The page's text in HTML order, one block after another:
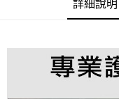
由本公司與您本人進行分
是否繳費成功／繳費後需
客戶支援中心」https://
１．透過由恩沛科技股份
易，需依本服務之必要範
權轉讓予恩沛科技股份有限
２．關於個人資料處理事
每筆NT$80，滿
每筆NT$80，滿
詳細說明